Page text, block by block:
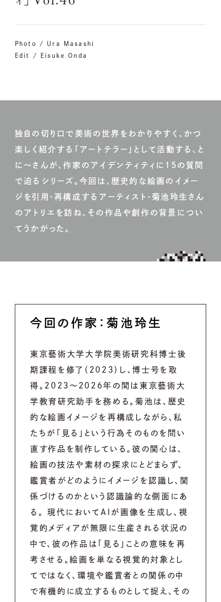
Photo / Ura Masashi
Edit / Eisuke Onda
独自の切り口で美術の世界をわかりやすく、かつ
楽しく紹介する「アートテラー」として活動する、と
に〜さんが、作家のアイデンティティに15の質問
で迫るシリーズ。今回は、歴史的な絵画のイメー
ジを引用・再構成するアーティスト・菊池玲生さん
のアトリエを訪ね、その作品や創作の背景につい
てうかがった。
今回の作家：菊池玲生
東京藝術大学大学院美術研究科博士後
期課程を修了（2023）し、博士号を取
得。2023〜2026年の間は東京藝術大
学教育研究助手を務める。菊池は、歴史
的な絵画イメージを再構成しながら、私
たちが「見る」という行為そのものを問い
直す作品を制作している。彼の関心は、
絵画の技法や素材の探求にとどまらず、
鑑賞者がどのようにイメージを認識し、関
係づけるのかという認識論的な側面にあ
る。 現代においてAIが画像を生成し、視
覚的メディアが無限に生産される状況の
中で、彼の作品は「見る」ことの意味を再
考させる。絵画を単なる視覚的対象とし
てではなく、環境や鑑賞者との関係の中
で有機的に成立するものとして捉え、その